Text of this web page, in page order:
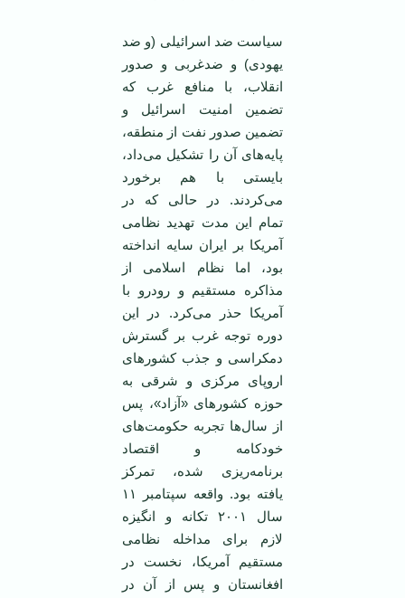
سیاست ضد اسرائیلی (و ضد
یهودی) و ضدغربی و صدور
انقلاب، با منافع غرب که
تضمین امنیت اسرائیل و
تضمین صدور نفت از منطقه،
پایه‌های آن را تشکیل می‌داد،
بایستی با هم برخورد
می‌کردند. در حالی که در
تمام این مدت تهدید نظامی
آمریکا بر ایران سایه انداخته
بود، اما نظام اسلامی از
مذاکره مستقیم و رودرو با
آمریکا حذر می‌کرد. در این
دوره توجه غرب بر گسترش
دمکراسی و جذب کشورهای
اروپای مرکزی و شرقی به
حوزه کشورهای «آزاد»، پس
از سال‌ها تجربه حکومت‌های
خودکامه و اقتصاد
برنامه‌ریزی شده، تمرکز
یافته بود. واقعه سپتامبر ۱۱
سال ۲۰۰۱ تکانه و انگیزه
لازم برای مداخله نظامی
مستقیم آمریکا، نخست در
افغانستان و پس از آن در